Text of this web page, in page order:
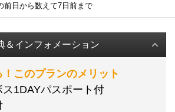
前日から数えて7日前まで
＆インフォメーション
このプランのメリット
ス1DAYパスポート付